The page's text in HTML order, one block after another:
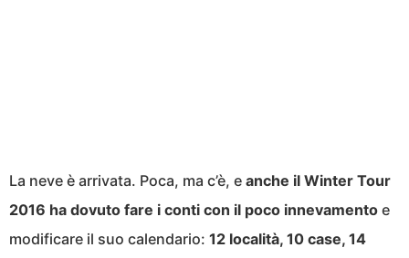
La neve è arrivata. Poca, ma c’è, e anche il Winter Tour
2016 ha dovuto fare i conti con il poco innevamento e
modificare il suo calendario: 12 località, 10 case, 14